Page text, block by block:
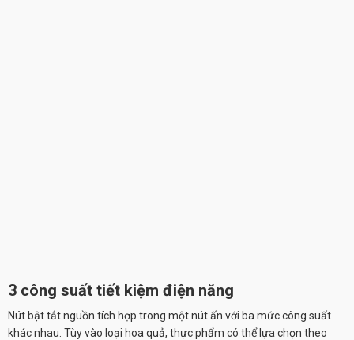
3 công suất tiết kiệm điện năng
Nút bật tắt nguồn tích hợp trong một nút ấn với ba mức công suất
khác nhau. Tùy vào loại hoa quả, thực phẩm có thể lựa chọn theo